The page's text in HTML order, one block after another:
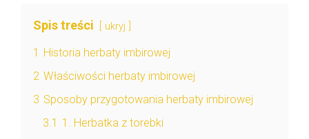
Spis treści ukryj
1 Historia herbaty imbirowej
2 Właściwości herbaty imbirowej
3 Sposoby przygotowania herbaty imbirowej
3.1 1. Herbatka z torebki